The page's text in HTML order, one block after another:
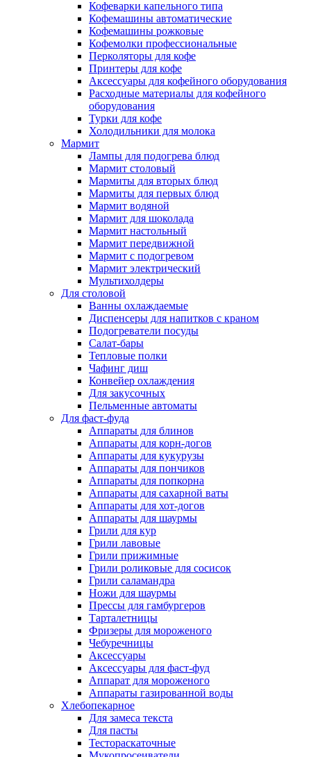
Кофеварки капельного типа
Кофемашины автоматические
Кофемашины рожковые
Кофемолки профессиональные
Перколяторы для кофе
Принтеры для кофе
Аксессуары для кофейного оборудования
Расходные материалы для кофейного
оборудования
Турки для кофе
Холодильники для молока
Мармит
Лампы для подогрева блюд
Мармит столовый
Мармиты для вторых блюд
Мармиты для первых блюд
Мармит водяной
Мармит для шоколада
Мармит настольный
Мармит передвижной
Мармит с подогревом
Мармит электрический
Мультихолдеры
Для столовой
Ванны охлаждаемые
Диспенсеры для напитков с краном
Подогреватели посуды
Салат-бары
Тепловые полки
Чафинг диш
Конвейер охлаждения
Для закусочных
Пельменные автоматы
Для фаст-фуда
Аппараты для блинов
Аппараты для корн-догов
Аппараты для кукурузы
Аппараты для пончиков
Аппараты для попкорна
Аппараты для сахарной ваты
Аппараты для хот-догов
Аппараты для шаурмы
Грили для кур
Грили лавовые
Грили прижимные
Грили роликовые для сосисок
Грили саламандра
Ножи для шаурмы
Прессы для гамбургеров
Тарталетницы
Фризеры для мороженого
Чебуречницы
Аксессуары
Аксессуары для фаст-фуд
Аппарат для мороженого
Аппараты газированной воды
Хлебопекарное
Для замеса текста
Для пасты
Тестораскаточные